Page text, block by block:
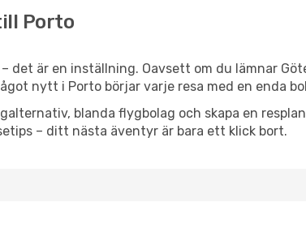
Porto
det är en inställning. Oavsett om du lämnar
nytt i Porto börjar varje resa med en enda
blanda flygbolag och skapa en
– ditt nästa äventyr är bara ett klick bort.